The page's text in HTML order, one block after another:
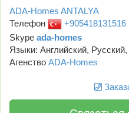
ADA-Homes ANTALYA
Телефон
+905418131516
Skype ada-homes
Языки: Английский,
Агенство ADA-Homes